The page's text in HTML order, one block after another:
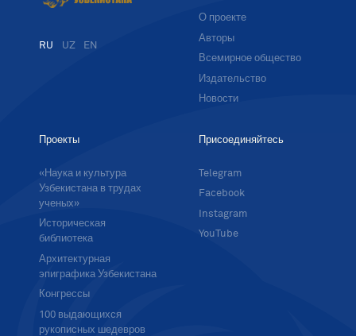
RU UZ EN
О проекте
Авторы
Всемирное общество
Издательство
Новости
Проекты
«Наука и культура
Узбекистана в трудах
ученых»
Историческая
библиотека
Архитектурная
эпиграфика Узбекистана
Конгрессы
100 выдающихся
рукописных шедевров
Присоединяйтесь
Telegram
Facebook
Instagram
YouTube